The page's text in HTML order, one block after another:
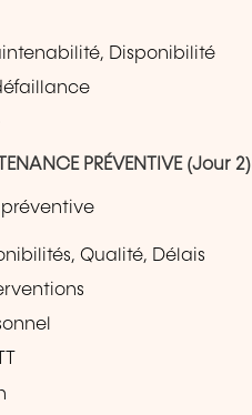
Disponibilité
PRÉVENTIVE (Jour 2)
Qualité, Délais